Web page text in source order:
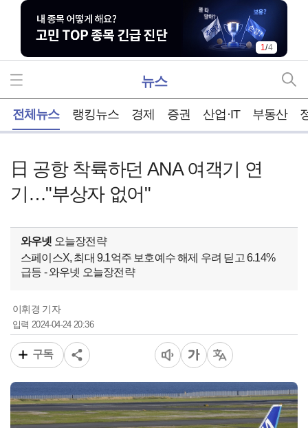
1/4
뉴스
전체뉴스 랭킹뉴스 경제 증권 산업·IT 부동산
日 공항 착륙하던 ANA 여객기 연
기…"부상자 없어"
와우넷 오늘장전략
스페이스X, 최대 9.1억주 보호예수 해제 우려 딛고 6.14%
급등 - 와우넷 오늘장전략
이휘경 기자
입력 2024-04-24 20:36
구독